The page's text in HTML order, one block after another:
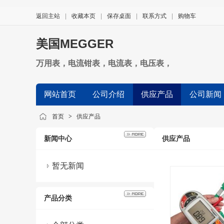
返回主站 收藏本页 保存桌面 联系方式 购物车
美国MEGGER
万用表，电流钳表，电流表，电压表，
网站首页 公司介绍 供应产品 公司新闻
首页 > 供应产品
新闻中心
暂无新闻
产品分类
供应产品